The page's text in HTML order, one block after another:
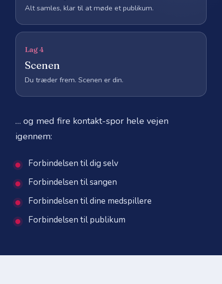
Alt samles, klar til at møde et publikum.
Lag 4
Scenen
Du træder frem. Scenen er din.
… og med fire kontakt-spor hele vejen
igennem:
Forbindelsen til dig selv
Forbindelsen til sangen
Forbindelsen til dine medspillere
Forbindelsen til publikum